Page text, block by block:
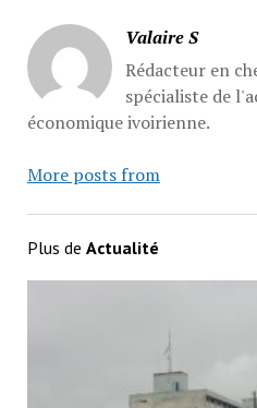
Valaire S
Rédacteur en
spécialiste de
économique ivoirienne.
More posts from
Plus de Actualité